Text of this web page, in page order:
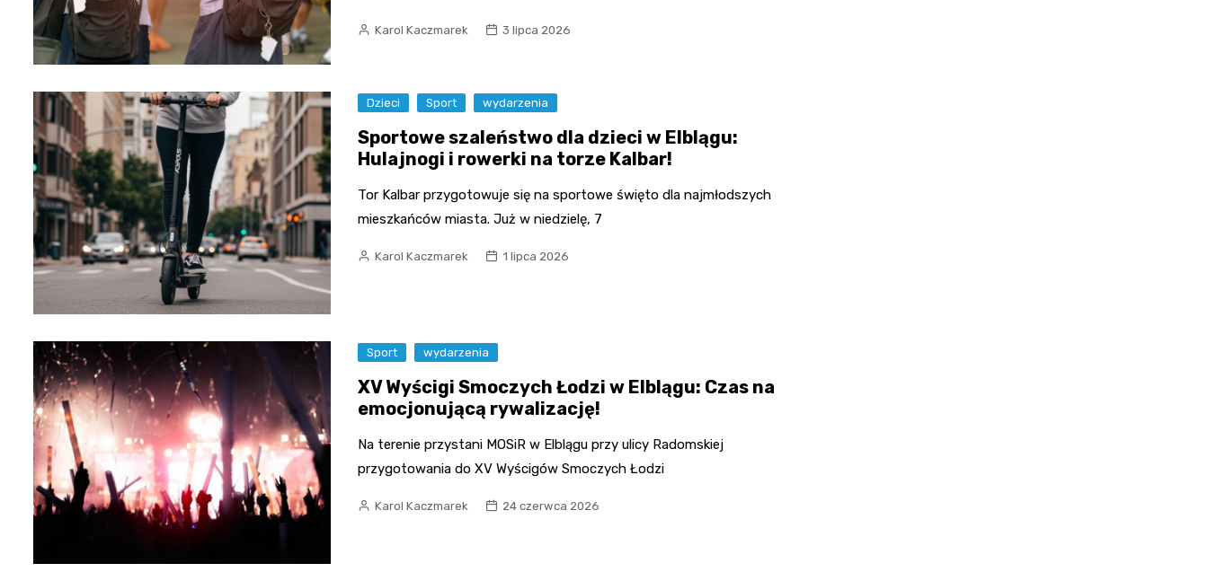
Karol Kaczmarek 3 lipca 2026
Dzieci Sport wydarzenia
Sportowe szaleństwo dla dzieci w Elblągu:
Hulajnogi i rowerki na torze Kalbar!
Tor Kalbar przygotowuje się na sportowe święto dla najmłodszych
mieszkańców miasta. Już w niedzielę, 7
Karol Kaczmarek 1 lipca 2026
Sport wydarzenia
XV Wyścigi Smoczych Łodzi w Elblągu: Czas na
emocjonującą rywalizację!
Na terenie przystani MOSiR w Elblągu przy ulicy Radomskiej
przygotowania do XV Wyścigów Smoczych Łodzi
Karol Kaczmarek 24 czerwca 2026